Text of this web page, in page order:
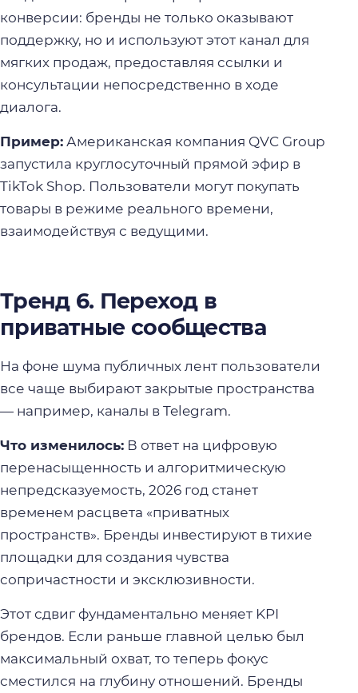
конверсии: бренды не только оказывают
поддержку, но и используют этот канал для
мягких продаж, предоставляя ссылки и
консультации непосредственно в ходе
диалога.
Пример: Американская компания QVC Group
запустила круглосуточный прямой эфир в
TikTok Shop. Пользователи могут покупать
товары в режиме реального времени,
взаимодействуя с ведущими.
Тренд 6. Переход в
приватные сообщества
На фоне шума публичных лент пользователи
все чаще выбирают закрытые пространства
— например, каналы в Telegram.
Что изменилось: В ответ на цифровую
перенасыщенность и алгоритмическую
непредсказуемость, 2026 год станет
временем расцвета «приватных
пространств». Бренды инвестируют в тихие
площадки для создания чувства
сопричастности и эксклюзивности.
Этот сдвиг фундаментально меняет KPI
брендов. Если раньше главной целью был
максимальный охват, то теперь фокус
сместился на глубину отношений. Бренды